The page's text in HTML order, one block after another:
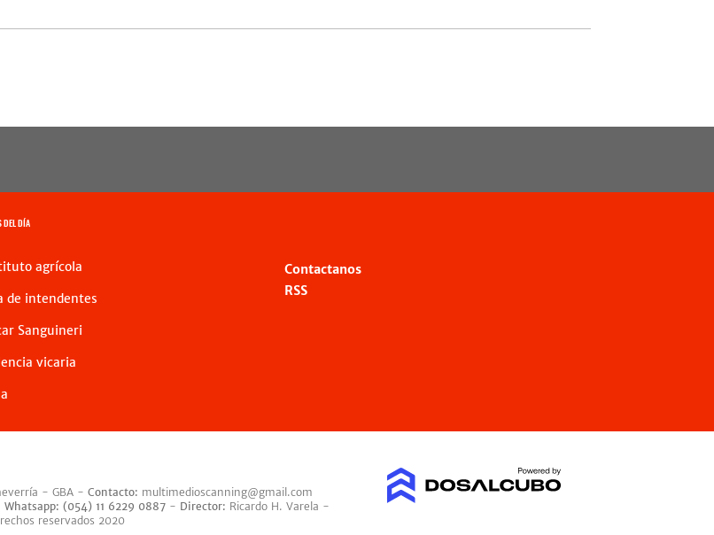
DEL DÍA
agrícola
de intendentes
Sanguineri
vicaria
Contactanos
RSS
- GBA - Contacto: multimedioscanning@gmail.com
Whatsapp: (054) 11 6229 0887 - Director: Ricardo H. Varela -
reservados 2020